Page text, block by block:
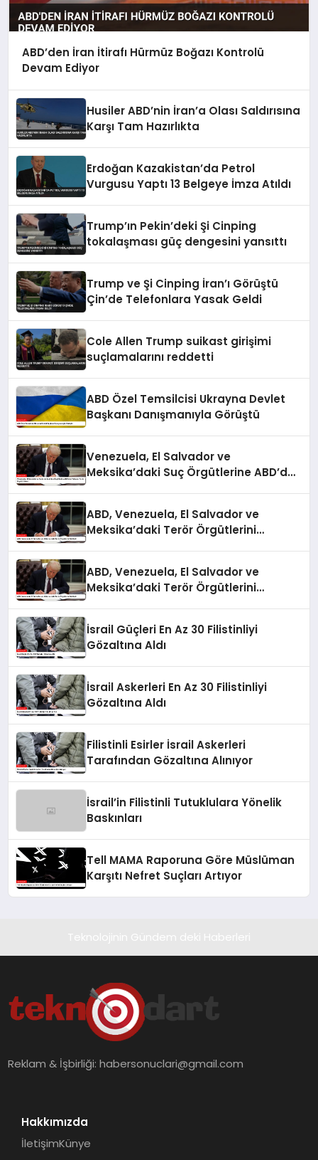
ABD’den İran İtirafı Hürmüz Boğazı Kontrolü
Devam Ediyor
Husiler ABD’nin İran’a Olası Saldırısına
Karşı Tam Hazırlıkta
Erdoğan Kazakistan’da Petrol
Vurgusu Yaptı 13 Belgeye İmza Atıldı
Trump’ın Pekin’deki Şi Cinping
tokalaşması güç dengesini yansıttı
Trump ve Şi Cinping İran’ı Görüştü
Çin’de Telefonlara Yasak Geldi
Cole Allen Trump suikast girişimi
suçlamalarını reddetti
ABD Özel Temsilcisi Ukrayna Devlet
Başkanı Danışmanıyla Görüştü
Venezuela, El Salvador ve
Meksika’daki Suç Örgütlerine ABD’den
ABD, Venezuela, El Salvador ve
Meksika’daki Terör Örgütlerini
ABD, Venezuela, El Salvador ve
Meksika’daki Terör Örgütlerini
İsrail Güçleri En Az 30 Filistinliyi
Gözaltına Aldı
İsrail Askerleri En Az 30 Filistinliyi
Gözaltına Aldı
Filistinli Esirler İsrail Askerleri
Tarafından Gözaltına Alınıyor
İsrail’in Filistinli Tutuklulara Yönelik
Baskınları
Tell MAMA Raporuna Göre Müslüman
Karşıtı Nefret Suçları Artıyor
Reklam & İşbirliği:habersonuclari@gmail.com
Hakkımızda
İletişimKünye